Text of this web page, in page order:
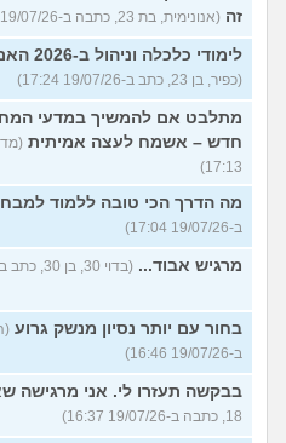
זה (אנונימית, בת 23, כתבה ב-19/07/26 17:35)
לימודי כלכלה וניהול ב-2026 האם יהיה לי עתיד בזה?
(כפיר, בן 23, כתב ב-19/07/26 17:24)
מתלבט אם להמשיך במדעי
חדש – אשמח לעצה אמיתית
17:13)
מה הדרך הכי טובה ללמוד
ב-19/07/26 17:04)
מרגיש אבוד... (בדוי 30, בן 30, כתב ב-19/07/26 16:55)
בחור עם יותר נסיון מנשק גרוע
ב-19/07/26 16:46)
בבקשה תעזרו לי. אני מרגישה
18, כתבה ב-19/07/26 16:37)